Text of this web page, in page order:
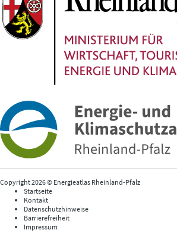
Copyright 2026 © Energieatlas Rheinland-Pfalz
Startseite
Kontakt
Datenschutzhinweise
Barrierefreiheit
Impressum